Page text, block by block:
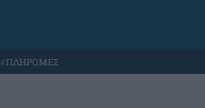
#ΠΛΗΡΩΜΕΣ